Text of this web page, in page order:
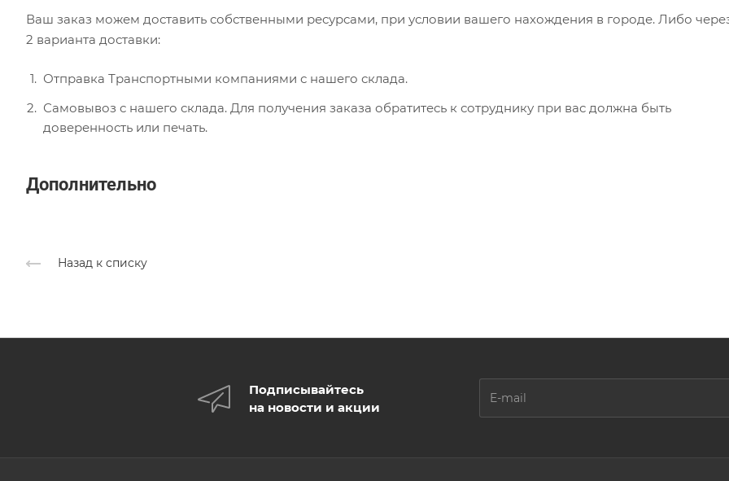
Ваш заказ можем доставить собственными ресурсами, при условии вашего нахождения в городе. Либо
2 варианта доставки:
Отправка Транспортными компаниями с нашего склада.
Самовывоз с нашего склада. Для получения заказа обратитесь к сотруднику при вас должна быть
доверенность или печать.
Дополнительно
Назад к списку
Подписывайтесь
на новости и акции